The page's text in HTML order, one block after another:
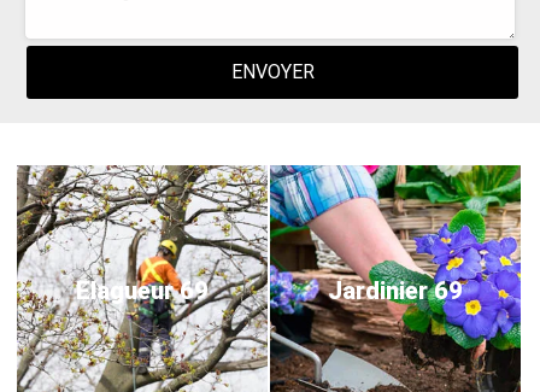
Elagueur 69 Jardinier 69